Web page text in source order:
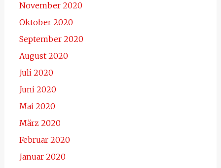
November 2020
Oktober 2020
September 2020
August 2020
Juli 2020
Juni 2020
Mai 2020
März 2020
Februar 2020
Januar 2020